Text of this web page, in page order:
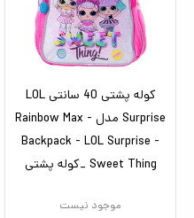
کوله پشتی 40 سانتی LOL
Surprise مدل Rainbow Max -
Backpack - LOL Surprise -
Sweet Thing _کوله پشتی
موجود نیست